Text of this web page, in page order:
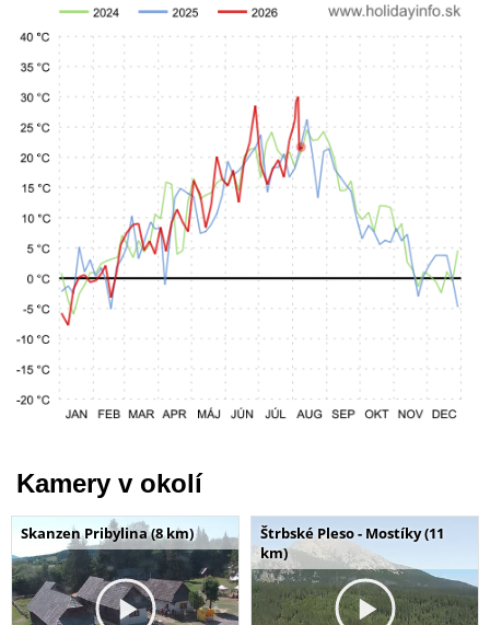
Kamery v okolí
Skanzen Pribylina (8 km)
Štrbské Pleso - Mostíky (11
km)